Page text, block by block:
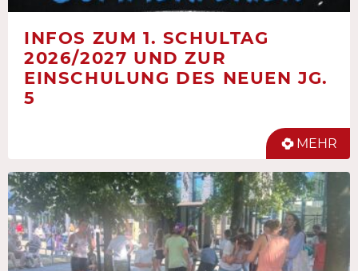
INFOS ZUM 1. SCHULTAG
2026/2027 UND ZUR
EINSCHULUNG DES NEUEN JG.
5
MEHR